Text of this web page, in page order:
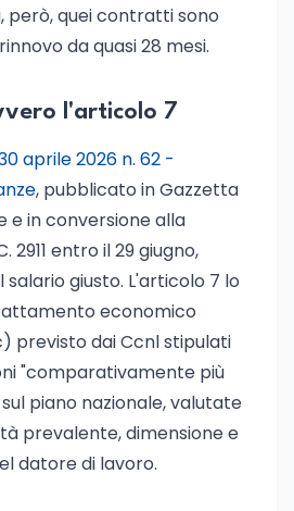
però, quei contratti sono
da quasi 28 mesi.
l'articolo 7
aprile 2026 n. 62 -
, pubblicato in Gazzetta
e in conversione alla
2911 entro il 29 giugno,
salario giusto. L'articolo 7 lo
economico
previsto dai Ccnl stipulati
"comparativamente più
piano nazionale, valutate
prevalente, dimensione e
datore di lavoro.